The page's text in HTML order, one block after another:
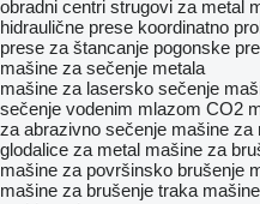
obradni centri strugovi za metal
hidraulične prese koordinatno
prese za štancanje pogonske
mašine za sečenje metala
mašine za lasersko sečenje
sečenje vodenim mlazom CO2
za abrazivno sečenje mašine za
glodalice za metal mašine za
mašine za površinsko brušenje
mašine za brušenje traka